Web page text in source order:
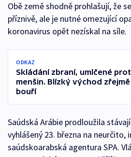
Obě země shodně prohlašují, že
příznivě, ale je nutné omezující
koronavirus opět nezískal na síle.
ODKAZ
Skládání zbraní, umlčené
menšin. Blízký východ
bouří
Saúdská Arábie prodloužila
vyhlášený 23. března na neurčito,
saúdskoarabská agentura SPA.